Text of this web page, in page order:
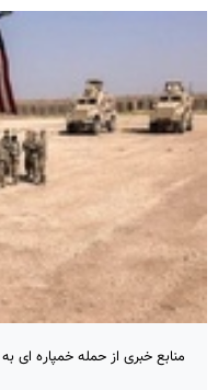
منابع خبری از حمله خمپاره ای به